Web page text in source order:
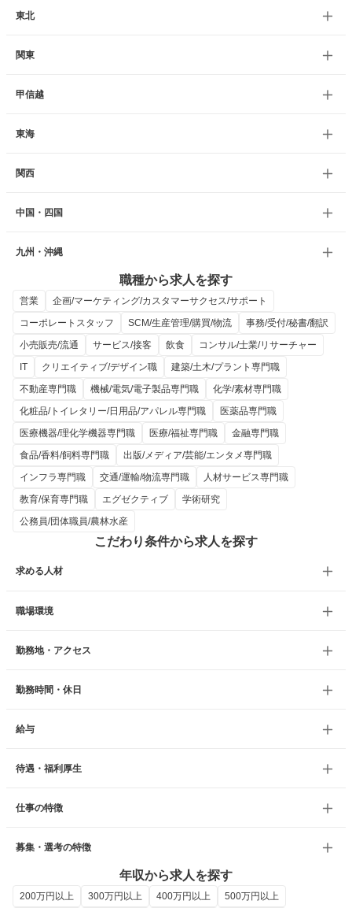
東北
関東
甲信越
東海
関西
中国・四国
九州・沖縄
職種から求人を探す
営業
企画/マーケティング/カスタマーサクセス/サポート
コーポレートスタッフ
SCM/生産管理/購買/物流
事務/受付/秘書/翻訳
小売販売/流通
サービス/接客 飲食
コンサル/士業/リサーチャー
IT
クリエイティブ/デザイン職
建築/土木/プラント専門職
不動産専門職
機械/電気/電子製品専門職
化学/素材専門職
化粧品/トイレタリー/日用品/アパレル専門職
医薬品専門職
医療機器/理化学機器専門職
医療/福祉専門職
金融専門職
食品/香料/飼料専門職
出版/メディア/芸能/エンタメ専門職
インフラ専門職
交通/運輸/物流専門職
人材サービス専門職
教育/保育専門職
エグゼクティブ
学術研究
公務員/団体職員/農林水産
こだわり条件から求人を探す
求める人材
職場環境
勤務地・アクセス
勤務時間・休日
給与
待遇・福利厚生
仕事の特徴
募集・選考の特徴
年収から求人を探す
200万円以上 300万円以上 400万円以上 500万円以上